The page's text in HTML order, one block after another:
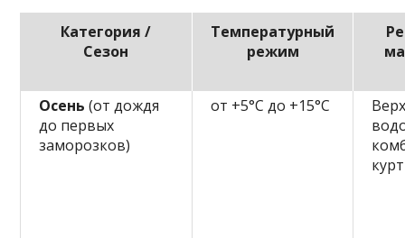
Категория /
Сезон
Температурный
режим
Осень (от дождя
до первых
заморозков)
от +5°C до +15°C